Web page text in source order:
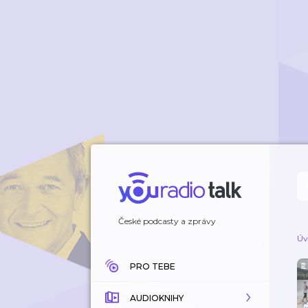
České podcasty a zprávy
PRO TEBE
AUDIOKNIHY